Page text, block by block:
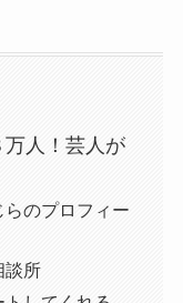
万人！芸人が
のプロフィー
談所